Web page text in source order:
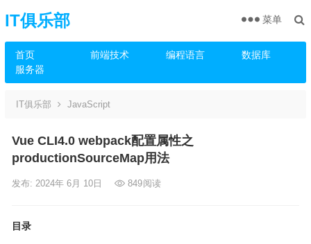
IT俱乐部
首页 前端技术 编程语言
数据库
服务器
菜单
IT俱乐部 JavaScript
Vue CLI4.0 webpack配置属性之
productionSourceMap用法
发布: 2024年 6月 10日 849阅读
目录